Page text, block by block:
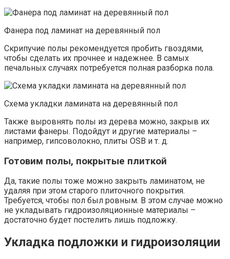
Фанера под ламинат на деревянный пол
Скрипучие полы рекомендуется пробить гвоздями,
чтобы сделать их прочнее и надежнее. В самых
печальных случаях потребуется полная разборка пола.
Схема укладки ламината на деревянный пол
Также выровнять полы из дерева можно, закрыв их
листами фанеры. Подойдут и другие материалы –
например, гипсоволокно, плиты OSB и т. д.
Готовим полы, покрытые плиткой
Да, такие полы тоже можно закрыть ламинатом, не
удаляя при этом старого плиточного покрытия.
Требуется, чтобы пол был ровным. В этом случае можно
не укладывать гидроизоляционные материалы –
достаточно будет постелить лишь подложку.
Укладка подложки и гидроизоляции